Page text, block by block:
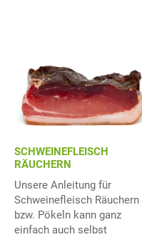
SCHWEINEFLEISCH
RÄUCHERN
Unsere Anleitung für
Schweinefleisch Räuchern
bzw. Pökeln kann ganz
einfach auch selbst